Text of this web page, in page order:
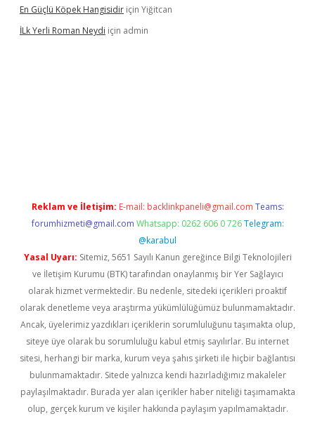
En Güçlü Köpek Hangisidir için Yiğitcan
İLk Yerli Roman Neydi için admin
Reklam ve İletişim: E-mail: backlinkpaneli@gmail.com Teams:
forumhizmeti@gmail.com Whatsapp: 0262 606 0 726 Telegram:
@karabul
Yasal Uyarı: Sitemiz, 5651 Sayılı Kanun gereğince Bilgi Teknolojileri
ve İletişim Kurumu (BTK) tarafından onaylanmış bir Yer Sağlayıcı
olarak hizmet vermektedir. Bu nedenle, sitedeki içerikleri proaktif
olarak denetleme veya araştırma yükümlülüğümüz bulunmamaktadır.
Ancak, üyelerimiz yazdıkları içeriklerin sorumluluğunu taşımakta olup,
siteye üye olarak bu sorumluluğu kabul etmiş sayılırlar. Bu internet
sitesi, herhangi bir marka, kurum veya şahıs şirketi ile hiçbir bağlantısı
bulunmamaktadır. Sitede yalnızca kendi hazırladığımız makaleler
paylaşılmaktadır. Burada yer alan içerikler haber niteliği taşımamakta
olup, gerçek kurum ve kişiler hakkında paylaşım yapılmamaktadır.